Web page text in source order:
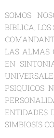
SOMOS
BIBLICA,
LAS ALMAS
EN
PSIQUICOS
ENTIDADES
SIMBIOSIS